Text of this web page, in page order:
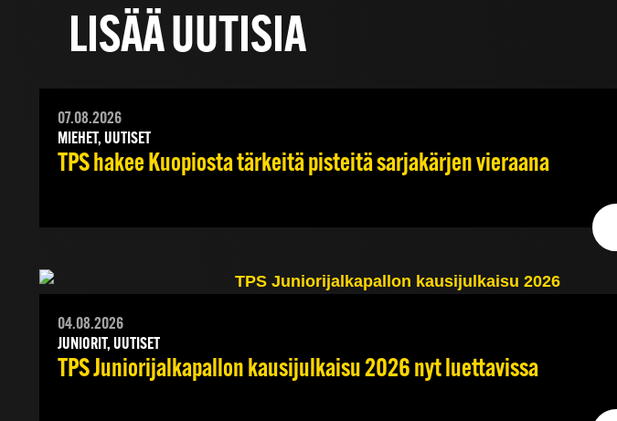
LISÄÄ UUTISIA
07.08.2026
MIEHET, UUTISET
TPS hakee Kuopiosta tärkeitä pisteitä sarjakärjen vieraana
04.08.2026
JUNIORIT, UUTISET
TPS Juniorijalkapallon kausijulkaisu 2026 nyt luettavissa